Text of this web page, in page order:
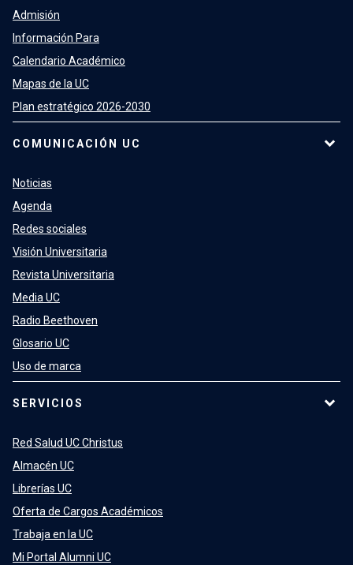
Admisión
Información Para
Calendario Académico
Mapas de la UC
Plan estratégico 2026-2030
COMUNICACIÓN UC
Noticias
Agenda
Redes sociales
Visión Universitaria
Revista Universitaria
Media UC
Radio Beethoven
Glosario UC
Uso de marca
SERVICIOS
Red Salud UC Christus
Almacén UC
Librerías UC
Oferta de Cargos Académicos
Trabaja en la UC
Mi Portal Alumni UC